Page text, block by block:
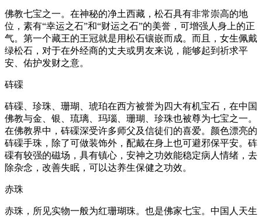
佛教七宝之一。在神秘的净土西藏，松石具有非常崇高的地
位，素有“幸运之石”和“财运之石”的美誉，可增强人身上的正
气。第一个藏王的王冠就是用松石镶嵌而成。而且，女生佩戴
绿松石，对于在外经商的丈夫或男友来说，能够起到祈求平
安、佑护发财之意。
砗磲
砗磲、珍珠、珊瑚、琥珀在西方被誉为四大有机宝石，在中国
佛教与金、银、琉璃、玛瑙、珊瑚、珍珠也被尊为七宝之一。
在佛教界中，砗磲深受许多师父及信徒们的喜爱。颜色漂亮的
砗磲手珠，除了可做装饰外，配戴在身上也可避邪保平安。砗
磲有较强的磁场，具有镇心，安神之功效能稳定病人情绪，去
除杂念，改善失眠，可以达养生保健之功效。
赤珠
赤珠，所见实物一般为红珊瑚珠。也是佛家七宝。中国人天生